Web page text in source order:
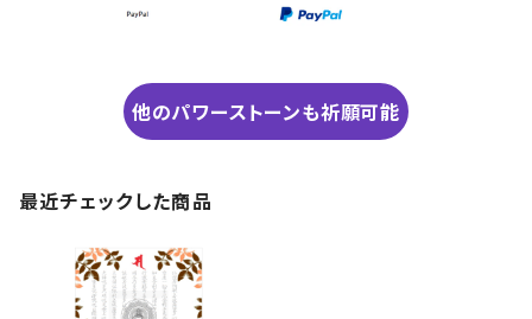
他のパワーストーンも祈願可能
最近チェックした商品